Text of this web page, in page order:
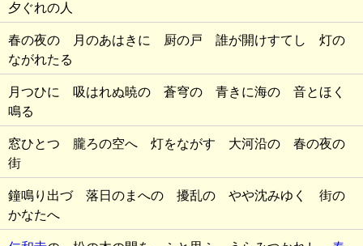
夕ぐれの人
春の夜の 月のあはきに 厨の戸 誰が開けすてし 灯の
ながれたる
月つひに 吸はれぬ暁の 蒼穹の 青きに海の 音とほく
鳴る
窓ひとつ 朧ろの空へ 灯をながす 大河沿の 春の夜の
街
鐘鳴り出づ 落日のまへの 擾乱の やや沈みゆく 街の
かなたへ